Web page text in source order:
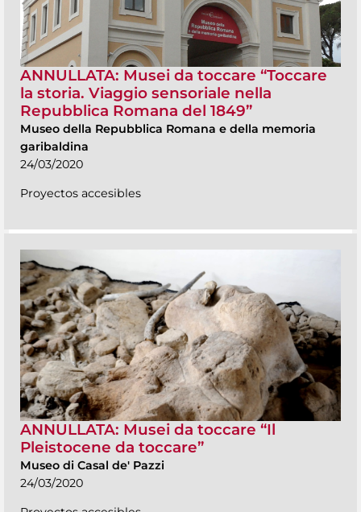
ANNULLATA: Musei da toccare “Toccare
la storia. Viaggio sensoriale nella
Repubblica Romana del 1849”
Museo della Repubblica Romana e della memoria
garibaldina
24/03/2020
Proyectos accesibles
ANNULLATA: Musei da toccare “Il
Pleistocene da toccare”
Museo di Casal de' Pazzi
24/03/2020